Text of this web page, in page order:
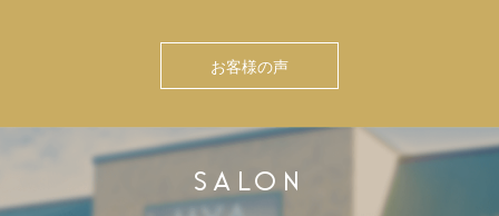
お客様の声
SALON